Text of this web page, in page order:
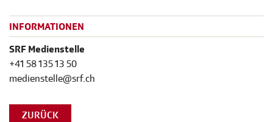
INFORMATIONEN
SRF Medienstelle
+41 58 135 13 50
medienstelle@srf.ch
ZURÜCK